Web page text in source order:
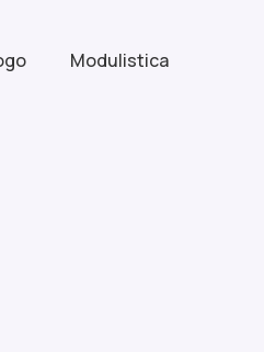
Modulistica